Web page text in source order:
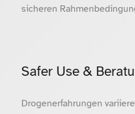
sicheren
Safer Use &
Drogenerfahrungen